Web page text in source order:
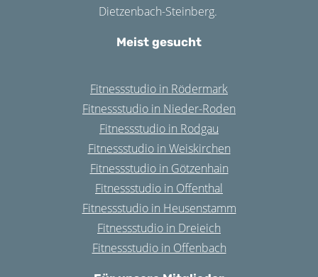
Dietzenbach-Steinberg.
Meist gesucht
Fitnessstudio in Rödermark
Fitnessstudio in Nieder-Roden
Fitnessstudio in Rodgau
Fitnessstudio in Weiskirchen
Fitnessstudio in Götzenhain
Fitnessstudio in Offenthal
Fitnessstudio in Heusenstamm
Fitnessstudio in Dreieich
Fitnessstudio in Offenbach